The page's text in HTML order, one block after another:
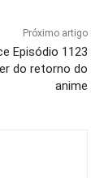
Próximo artigo
Episódio 1123
do retorno do
anime